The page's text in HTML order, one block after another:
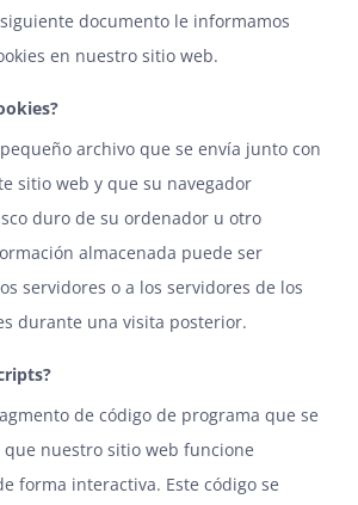
documento le informamos
en nuestro sitio web.
archivo que se envía junto con
sitio web y que su navegador
duro de su ordenador u otro
almacenada puede ser
servidores o a los servidores de los
durante una visita posterior.
de código de programa que se
nuestro sitio web funcione
forma interactiva. Este código se